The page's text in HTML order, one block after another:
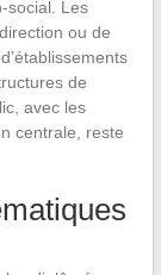
social. Les
ou de
de
avec les
centrale, reste